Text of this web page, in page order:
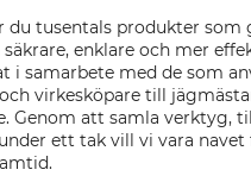
du tusentals produkter som
enklare och mer
i samarbete med de som
virkesköpare till
Genom att samla verktyg,
ett tak vill vi vara navet